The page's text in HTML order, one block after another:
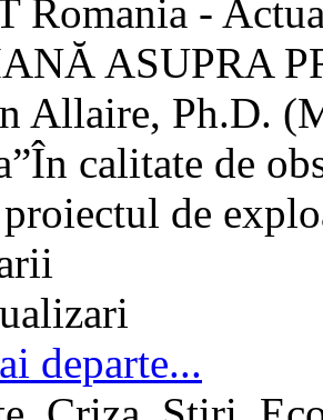
Romania -
ASUPRA
Allaire, Ph.D.
calitate de
de
departe...